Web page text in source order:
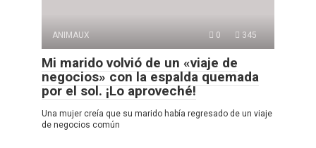
ANIMAUX 0 345
Mi marido volvió de un «viaje de
negocios» con la espalda quemada
por el sol. ¡Lo aproveché!
Una mujer creía que su marido había regresado de un viaje
de negocios común